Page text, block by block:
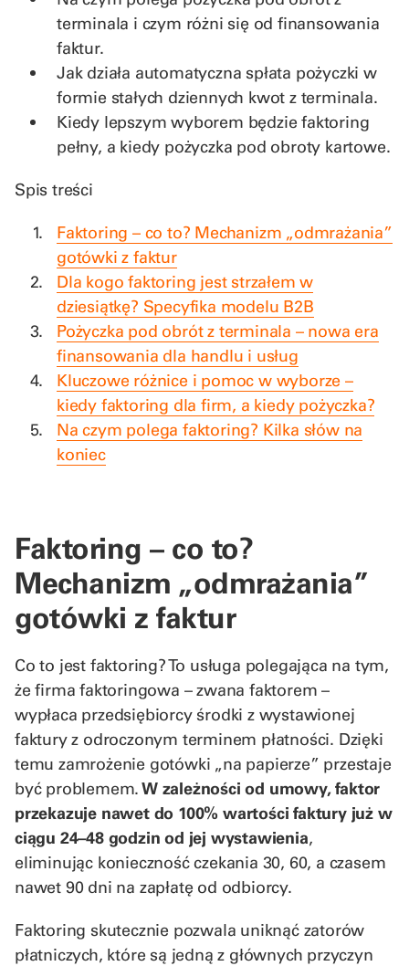
terminala i czym różni się od finansowania
faktur.
Jak działa automatyczna spłata pożyczki w
formie stałych dziennych kwot z terminala.
Kiedy lepszym wyborem będzie faktoring
pełny, a kiedy pożyczka pod obroty kartowe.
Spis treści
Faktoring – co to? Mechanizm „odmrażania”
gotówki z faktur
Dla kogo faktoring jest strzałem w
dziesiątkę? Specyfika modelu B2B
Pożyczka pod obrót z terminala – nowa era
finansowania dla handlu i usług
Kluczowe różnice i pomoc w wyborze –
kiedy faktoring dla firm, a kiedy pożyczka?
Na czym polega faktoring? Kilka słów na
koniec
Faktoring – co to?
Mechanizm „odmrażania”
gotówki z faktur
Co to jest faktoring? To usługa polegająca na tym,
że firma faktoringowa – zwana faktorem –
wypłaca przedsiębiorcy środki z wystawionej
faktury z odroczonym terminem płatności. Dzięki
temu zamrożenie gotówki „na papierze” przestaje
być problemem.W zależności od umowy, faktor
przekazuje nawet do 100% wartości faktury już w
ciągu 24–48 godzin od jej wystawienia,
eliminując konieczność czekania 30, 60, a czasem
nawet 90 dni na zapłatę od odbiorcy.
Faktoring skutecznie pozwala uniknąć zatorów
płatniczych, które są jedną z głównych przyczyn